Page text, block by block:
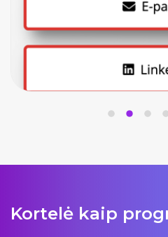
Kortelė kaip